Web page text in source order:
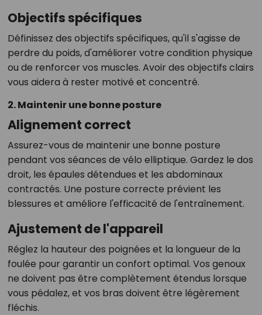
Objectifs spécifiques
Définissez des objectifs spécifiques, qu'il s'agisse de
perdre du poids, d'améliorer votre condition physique
ou de renforcer vos muscles. Avoir des objectifs clairs
vous aidera à rester motivé et concentré.
2. Maintenir une bonne posture
Alignement correct
Assurez-vous de maintenir une bonne posture
pendant vos séances de vélo elliptique. Gardez le dos
droit, les épaules détendues et les abdominaux
contractés. Une posture correcte prévient les
blessures et améliore l'efficacité de l'entraînement.
Ajustement de l'appareil
Réglez la hauteur des poignées et la longueur de la
foulée pour garantir un confort optimal. Vos genoux
ne doivent pas être complètement étendus lorsque
vous pédalez, et vos bras doivent être légèrement
fléchis.